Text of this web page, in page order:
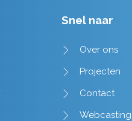
Snel naar
Over ons
Projecten
Contact
Webcasting